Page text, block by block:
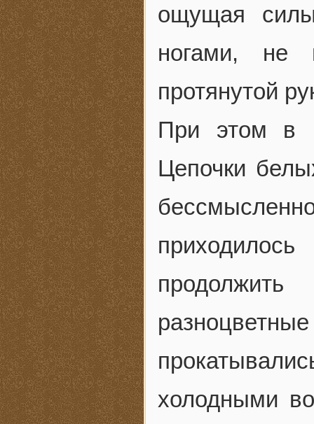
ощущая
ногами, не
протянутой
При этом в
Цепочки
холодными